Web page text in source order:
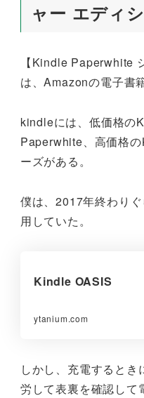
ャー エディ
【Kindle Paperwhite
は、Amazonの電子書
kindleには、低価格の
Paperwhite、高価格
ーズがある。
僕は、2017年終わり
用していた。
Kindle OASIS
ytanium.com
しかし、充電すると
労して表裏を確認して